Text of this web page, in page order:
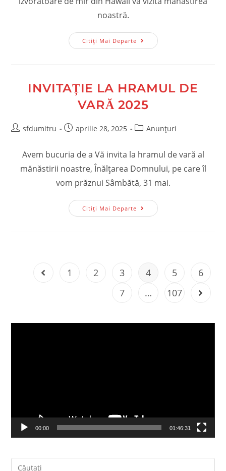
noastră.
Citiți Mai DeparteIcoana
Maicii
INVITAȚIE LA HRAMUL DE
VARĂ 2025
Postsfdumitru
Postaprilie 28, 2025
PostAnunțuri
Avem bucuria de a Vă invita la hramul de vară al
mănăstirii noastre, Înălțarea Domnului, pe care îl
vom prăznui Sâmbătă, 31 mai.
Citiți Mai DeparteInvitație
La
Go to the previous page
1 2 3 4 5
6
7
… 107 Go to
00:00 01:46:31
Search